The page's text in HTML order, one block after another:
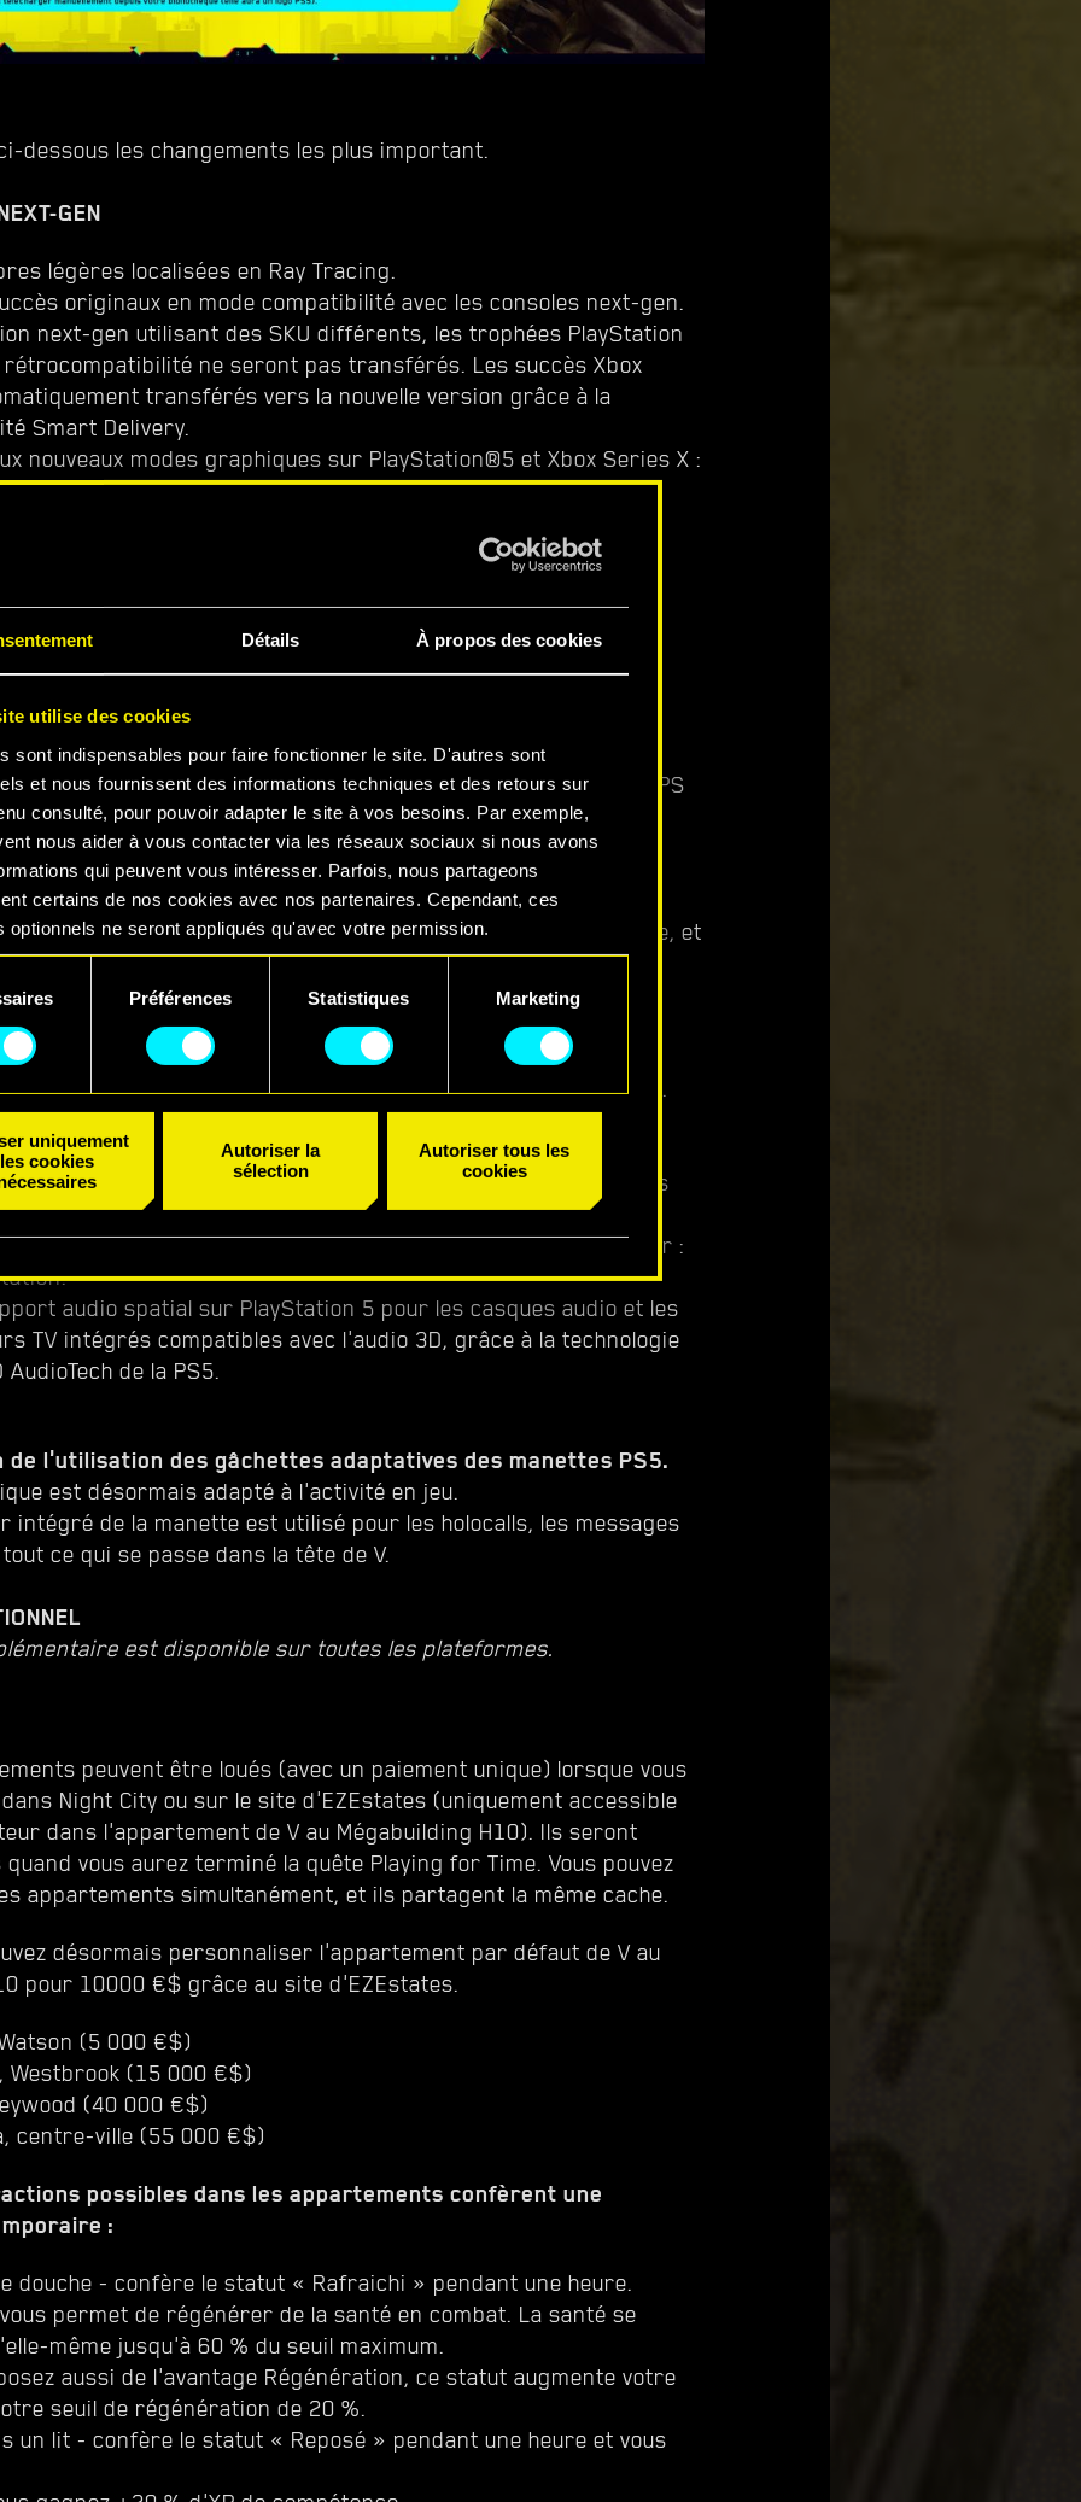
Détails À propos des cookies
utilise des cookies
sont indispensables pour faire fonctionner le site. D'autres sont
et nous fournissent des informations techniques et des retours sur
consulté, pour pouvoir adapter le site à vos besoins. Par exemple,
nous aider à vous contacter via les réseaux sociaux si nous avons
qui peuvent vous intéresser. Parfois, nous partageons
certains de nos cookies avec nos partenaires. Cependant, ces
optionnels ne seront appliqués qu'avec votre permission.
consulter tous les détails sur notre utilisation des cookies et
vos préférences dans le menu "Paramètres" ci-dessous.
Préférences Statistiques Marketing
uniquement
les cookies
Autoriser la
sélection
Autoriser tous les
cookies
dessous les changements les plus important.
GEN
légères localisées en Ray Tracing.
originaux en mode compatibilité avec les consoles next-gen.
next-gen utilisant des SKU différents, les trophées PlayStation
rétrocompatibilité ne seront pas transférés. Les succès Xbox
transférés vers la nouvelle version grâce à la
Smart Delivery.
nouveaux modes graphiques sur PlayStation®5 et Xbox Series X :
et le mode Ray Tracing.
fluide à 60 FPS avec la résolution améliorée en 4K
un rendu photoréaliste des ombres, avec un gameplay à 30 FPS
4K dynamique.
Xbox Series S ne dispose pas d'une sélection du mode graphique, et
défaut sur 30 FPS à 1440p avec amélioration de la résolution
de performances visant à réduire de manière significative la
chutes d'IPS et améliorer la qualité de rendu.
de l'HDR pour atteindre une parité entre toutes les plateformes.
de qualité visuelle.
du doublage en langue espagnole pour la région Amérique
: CUSA-16596 et CUSA-16597). En raison de contraintes
cet ajout est uniquement disponible sur les consoles next-gen.
sur les langues prises en charge, veuillez consulter :
audio spatial sur PlayStation 5 pour les casques audio et les
TV intégrés compatibles avec l'audio 3D, grâce à la technologie
AudioTech de la PS5.
de l'utilisation des gâchettes adaptatives des manettes PS5.
est désormais adapté à l'activité en jeu.
intégré de la manette est utilisé pour les holocalls, les messages
ce qui se passe dans la tête de V.
est disponible sur toutes les plateformes.
peuvent être loués (avec un paiement unique) lorsque vous
Night City ou sur le site d'EZEstates (uniquement accessible
dans l'appartement de V au Mégabuilding H10). Ils seront
vous aurez terminé la quête Playing for Time. Vous pouvez
appartements simultanément, et ils partagent la même cache.
désormais personnaliser l'appartement par défaut de V au
pour 10000 €$ grâce au site d'EZEstates.
(5 000 €$)
Westbrook (15 000 €$)
(40 000 €$)
centre-ville (55 000 €$)
possibles dans les appartements confèrent une
:
douche - confère le statut « Rafraichi » pendant une heure.
permet de régénérer de la santé en combat. La santé se
même jusqu'à 60 % du seuil maximum.
aussi de l'avantage Régénération, ce statut augmente votre
seuil de régénération de 20 %.
un lit - confère le statut « Reposé » pendant une heure et vous